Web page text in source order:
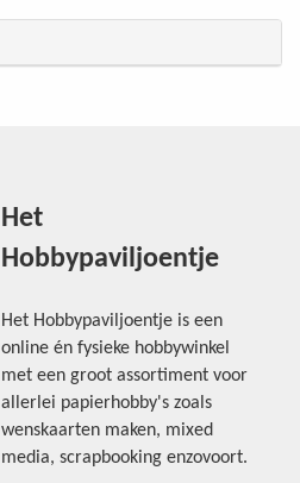
Het
Hobbypaviljoentje
Het Hobbypaviljoentje is een
online én fysieke hobbywinkel
met een groot assortiment voor
allerlei papierhobby's zoals
wenskaarten maken, mixed
media, scrapbooking enzovoort.